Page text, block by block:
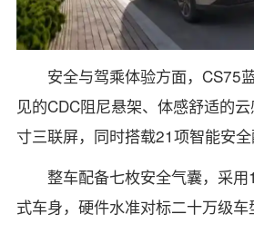
安全与驾乘体验方面，CS75
见的CDC阻尼悬架、体感舒适的
寸三联屏，同时搭载21项智能安全
整车配备七枚安全气囊，采
式车身，硬件水准对标二十万级车